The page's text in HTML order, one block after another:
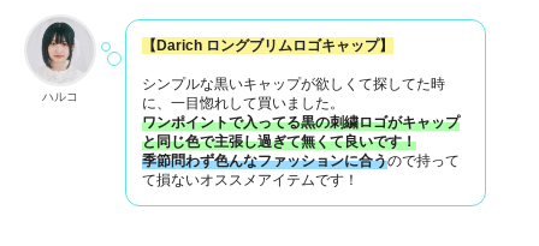
ハルコ
【Darich ロングブリムロゴキャップ】
シンプルな黒いキャップが欲しくて探してた時
に、一目惚れして買いました。
ワンポイントで入ってる黒の刺繍ロゴがキャップ
と同じ色で主張し過ぎて無くて良いです！
季節問わず色んなファッションに合うので持って
て損ないオススメアイテムです！